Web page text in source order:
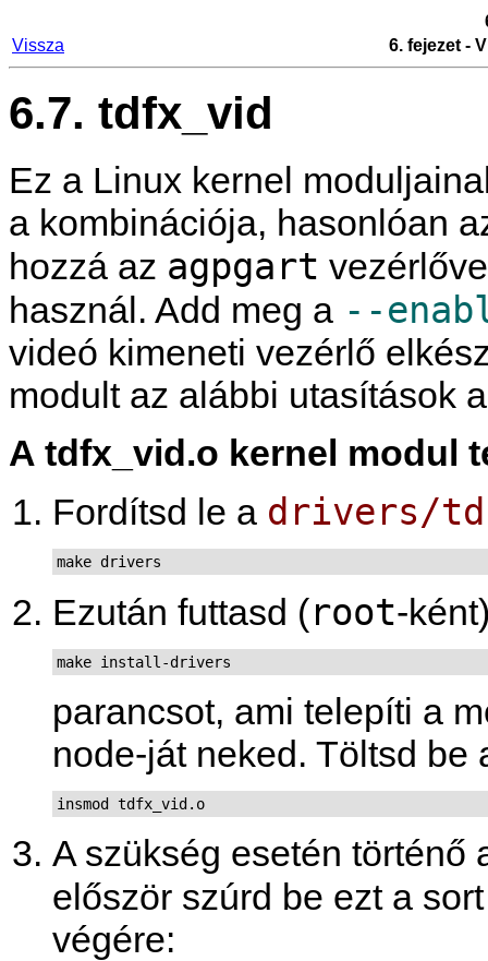
Vissza
6. fejezet -
6.7. tdfx_vid
Ez a Linux kernel
a kombinációja, hasonlóan
hozzá az agpgart
használ. Add meg a --
videó kimeneti vezérlő
modult az alábbi utasítások
A tdfx_vid.o kernel modul
Fordítsd le a drivers/
make drivers
Ezután futtasd (root-
make install-drivers
parancsot, ami telepíti a
node-ját neked. Töltsd be
insmod tdfx_vid.o
A szükség esetén történő
először szúrd be ezt a
végére: